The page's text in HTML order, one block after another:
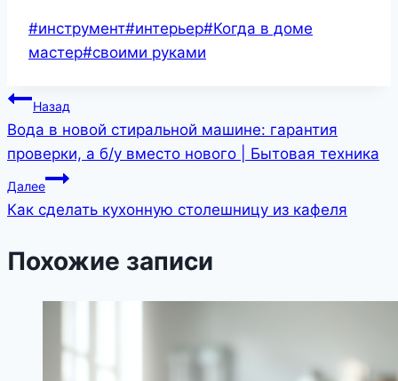
Метки
записи:
#инструмент#интерьер#Когда в доме
мастер#своими руками
Навигация
по
записям
Назад
Вода в новой стиральной машине: гарантия
проверки, а б/у вместо нового | Бытовая техника
Далее
Как сделать кухонную столешницу из кафеля
Похожие записи